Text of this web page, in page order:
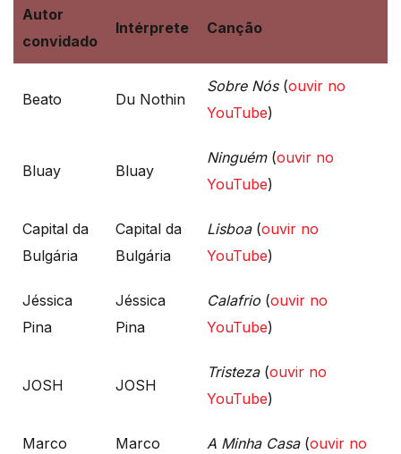
Autor
convidado
Intérprete Canção
Beato Du Nothin
Sobre Nós (ouvir no
YouTube)
Bluay Bluay
Ninguém (ouvir no
YouTube)
Capital da
Bulgária
Capital da
Bulgária
Lisboa(ouvir no
YouTube)
Jéssica
Pina
Jéssica
Pina
Calafrio (ouvir no
YouTube)
JOSH JOSH
Tristeza(ouvir no
YouTube)
Marco
Marco
A Minha Casa (ouvir no